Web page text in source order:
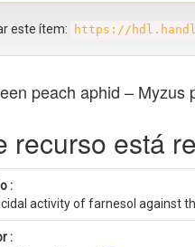
este ítem: https://
peach aphid – Myzus
recurso está
:
activity of farnesol against
: